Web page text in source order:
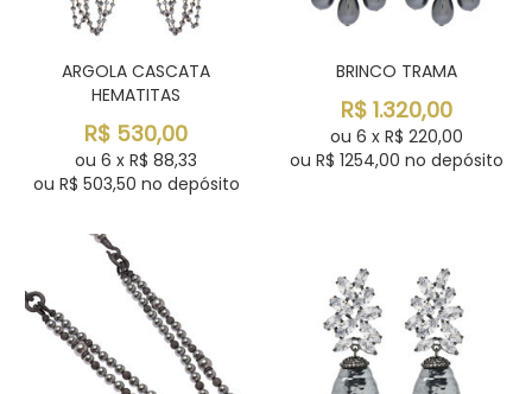
ARGOLA CASCATA
HEMATITAS
R$ 530,00
ou 6 x R$ 88,33
ou R$ 503,50 no depósito
BRINCO TRAMA
R$ 1.320,00
ou 6 x R$ 220,00
ou R$ 1254,00 no depósito